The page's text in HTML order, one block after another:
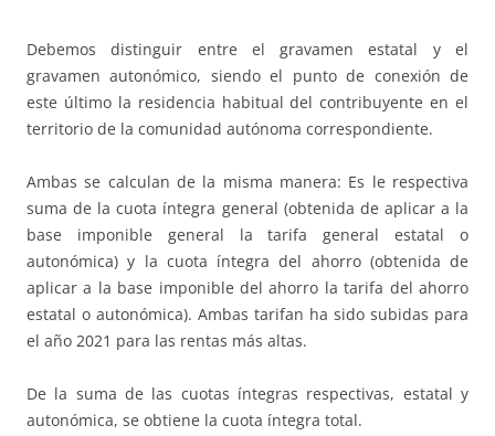
Debemos distinguir entre el gravamen estatal y el
gravamen autonómico, siendo el punto de conexión de
este último la residencia habitual del contribuyente en el
territorio de la comunidad autónoma correspondiente.
Ambas se calculan de la misma manera: Es le respectiva
suma de la cuota íntegra general (obtenida de aplicar a la
base imponible general la tarifa general estatal o
autonómica) y la cuota íntegra del ahorro (obtenida de
aplicar a la base imponible del ahorro la tarifa del ahorro
estatal o autonómica). Ambas tarifan ha sido subidas para
el año 2021 para las rentas más altas.
De la suma de las cuotas íntegras respectivas, estatal y
autonómica, se obtiene la cuota íntegra total.